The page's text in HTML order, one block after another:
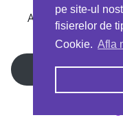
pe site-ul
fisierelor de
Cookie. Afla
Copyright © 2026 EAT &
Ai 40%reducere